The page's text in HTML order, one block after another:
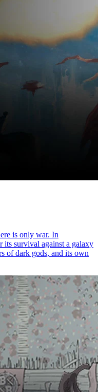
is only war. In
its survival against a galaxy
of dark gods, and its own